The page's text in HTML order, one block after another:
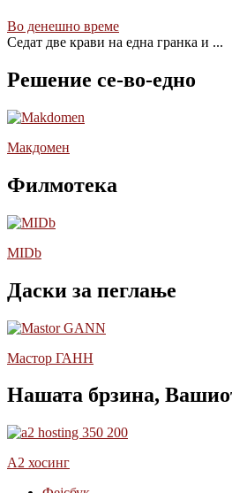
Во денешно време
Седат две крави на една гранка и ...
Решение се-во-едно
Макдомен
Филмотека
MIDb
Даски за пеглање
Мастор ГАНН
Нашата брзина,
А2 хосинг